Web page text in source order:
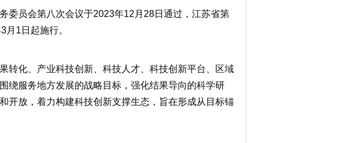
委员会第八次会议于2023年12 月 28日通过， 江苏省第
3月 1 日起施行。
转化、产业科技创新、科技人才、科技创新平台、区域
围绕服务地方发展的战略目标，强化结果导向的科学研
开放，着力构建科技创新支撑生态，旨在形成从目标锚